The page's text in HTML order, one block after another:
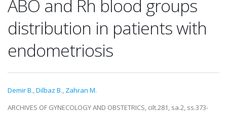
ABO and Rh blood groups
distribution in patients with
endometriosis
Demir B.,Dilbaz B., Zahran M.
ARCHIVES OF GYNECOLOGY AND OBSTETRICS, cilt.281, sa.2, ss.373-